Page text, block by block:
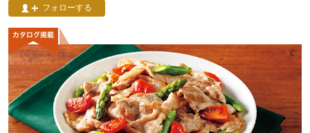
フォローする